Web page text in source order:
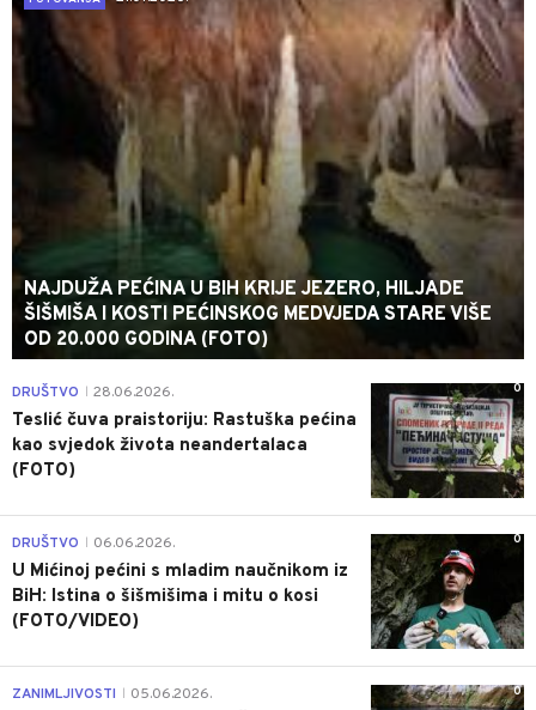
NAJDUŽA PEĆINA U BIH KRIJE JEZERO, HILJADE
ŠIŠMIŠA I KOSTI PEĆINSKOG MEDVJEDA STARE VIŠE
OD 20.000 GODINA (FOTO)
0
DRUŠTVO 28.06.2026.
Teslić čuva praistoriju: Rastuška pećina
kao svjedok života neandertalaca
(FOTO)
0
DRUŠTVO 06.06.2026.
U Mićinoj pećini s mladim naučnikom iz
BiH: Istina o šišmišima i mitu o kosi
(FOTO/VIDEO)
0
ZANIMLJIVOSTI 05.06.2026.